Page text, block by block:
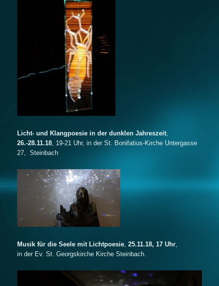
Licht- und Klangpoesie in der dunklen Jahreszeit
26.-28.11.18 , 19-21 Uhr, in der St. Bonifatius-Kirche Untergasse
27, Steinbach
Musik für die Seele mit Lichtpoesie, 25.11.18, 17 Uhr,
in der Ev. St. Georgskirche Kirche Steinbach.